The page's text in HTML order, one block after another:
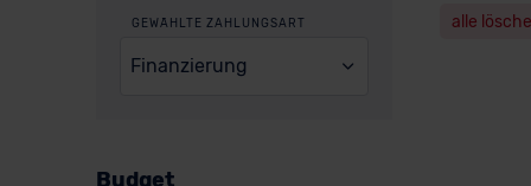
GEWÄHLTE ZAHLUNGSART
Finanzierung
Budget
alle